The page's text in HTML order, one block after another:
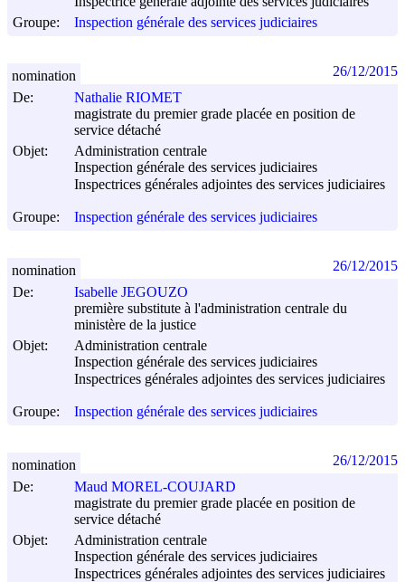
Groupe:
Inspection générale des services judiciaires
De:
Nathalie RIOMET
magistrate du premier grade placée en position de
service détaché
Objet:
Administration centrale
Inspection générale des services judiciaires
Inspectrices générales adjointes des services judiciaires
Groupe: Inspection générale des services judiciaires
nomination 26/12/2015
De:
Isabelle JEGOUZO
première substitute à l'administration centrale du
ministère de la justice
Objet:
Administration centrale
Inspection générale des services judiciaires
Inspectrices générales adjointes des services judiciaires
Groupe: Inspection générale des services judiciaires
nomination 26/12/2015
De:
Maud MOREL-COUJARD
magistrate du premier grade placée en position de
service détaché
Objet:
Administration centrale
Inspection générale des services judiciaires
Inspectrices générales adjointes des services judiciaires
nomination 26/12/2015